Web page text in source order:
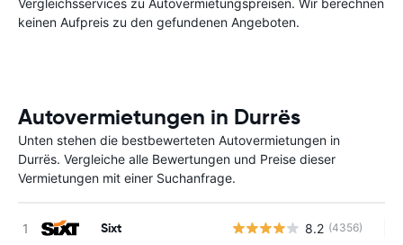
Vergleichsservices zu Autovermietungspreisen. Wir berechnen
keinen Aufpreis zu den gefundenen Angeboten.
Autovermietungen in Durrës
Unten stehen die bestbewerteten Autovermietungen in
Durrës. Vergleiche alle Bewertungen und Preise dieser
Vermietungen mit einer Suchanfrage.
Sixt 8.2 (4356)